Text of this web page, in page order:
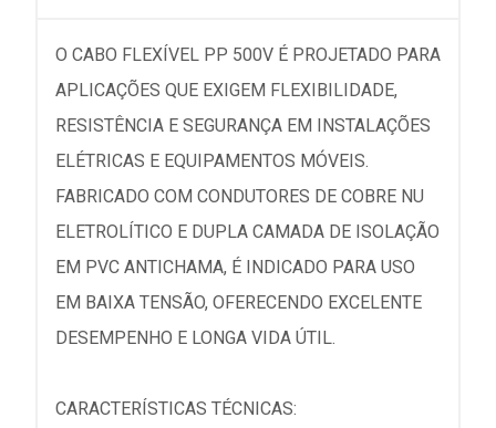
O CABO FLEXÍVEL PP 500V É PROJETADO PARA
APLICAÇÕES QUE EXIGEM FLEXIBILIDADE,
RESISTÊNCIA E SEGURANÇA EM INSTALAÇÕES
ELÉTRICAS E EQUIPAMENTOS MÓVEIS.
FABRICADO COM CONDUTORES DE COBRE NU
ELETROLÍTICO E DUPLA CAMADA DE ISOLAÇÃO
EM PVC ANTICHAMA, É INDICADO PARA USO
EM BAIXA TENSÃO, OFERECENDO EXCELENTE
DESEMPENHO E LONGA VIDA ÚTIL.
CARACTERÍSTICAS TÉCNICAS: